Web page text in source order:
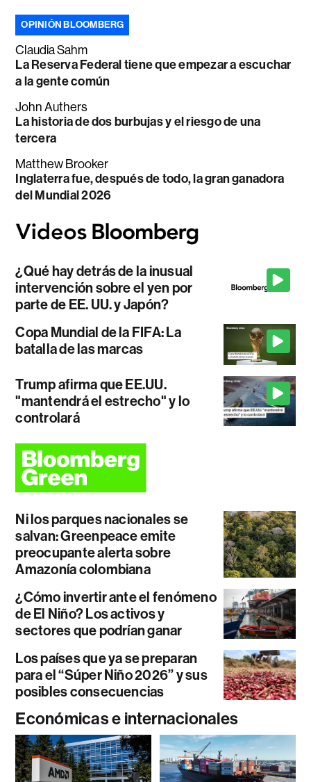
OPINIÓN BLOOMBERG
Claudia Sahm
La Reserva Federal tiene que empezar a escuchar
a la gente común
John Authers
La historia de dos burbujas y el riesgo de una
tercera
Matthew Brooker
Inglaterra fue, después de todo, la gran ganadora
del Mundial 2026
¿Qué hay detrás de la inusual
intervención sobre el yen por
parte de EE. UU. y Japón?
Copa Mundial de la FIFA: La
batalla de las marcas
Trump afirma que EE.UU.
"mantendrá el estrecho" y lo
controlará
Ni los parques nacionales se
salvan: Greenpeace emite
preocupante alerta sobre
Amazonía colombiana
¿Cómo invertir ante el fenómeno
de El Niño? Los activos y
sectores que podrían ganar
Los países que ya se preparan
para el “Súper Niño 2026” y sus
posibles consecuencias
Económicas e internacionales